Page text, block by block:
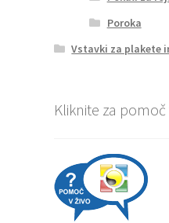
Poroka
Vstavki za plakete
Kliknite za pomoč